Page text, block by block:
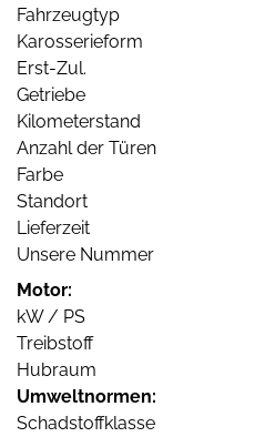
Fahrzeugtyp
Karosserieform
Erst-Zul.
Getriebe
Kilometerstand
Anzahl der Türen
Farbe
Standort
Lieferzeit
Unsere Nummer
Motor:
kW / PS
Treibstoff
Hubraum
Umweltnormen:
Schadstoffklasse